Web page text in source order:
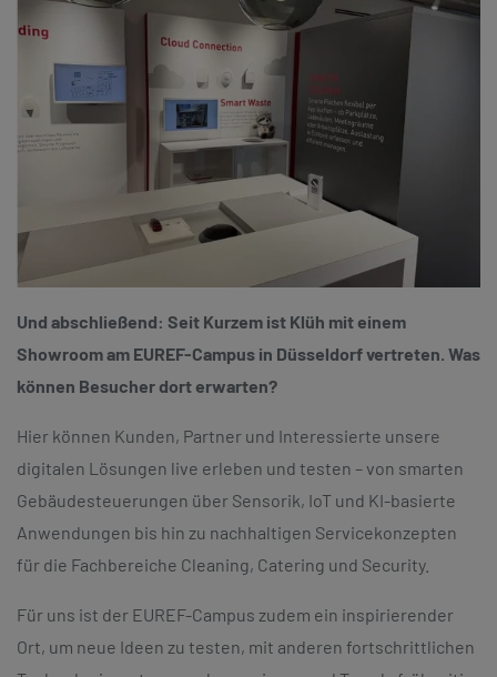
Und abschließend: Seit Kurzem ist Klüh mit einem
Showroom am EUREF-Campus in Düsseldorf vertreten. Was
können Besucher dort erwarten?
Hier können Kunden, Partner und Interessierte unsere
digitalen Lösungen live erleben und testen – von smarten
Gebäudesteuerungen über Sensorik, IoT und KI-basierte
Anwendungen bis hin zu nachhaltigen Servicekonzepten
für die Fachbereiche Cleaning, Catering und Security.
Für uns ist der EUREF-Campus zudem ein inspirierender
Ort, um neue Ideen zu testen, mit anderen fortschrittlichen